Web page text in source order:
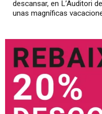
descansar, en L’Auditori
unas magníficas